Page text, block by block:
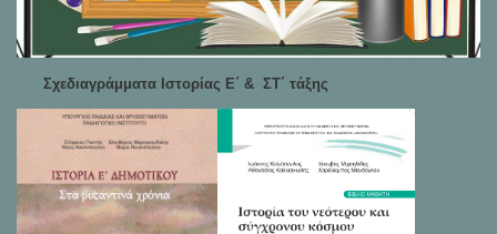
Σχεδιαγράμματα Ιστορίας Ε΄ & ΣΤ΄ τάξης